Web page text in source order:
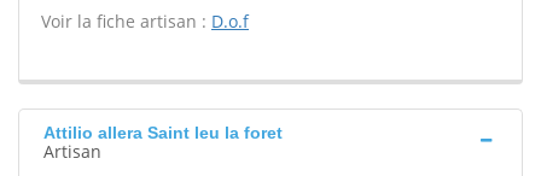
Voir la fiche artisan : D.o.f
Attilio allera Saint leu la foret
Artisan